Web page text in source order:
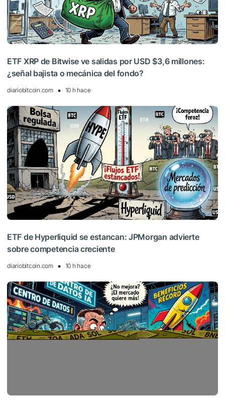
ETF XRP de Bitwise ve salidas por USD $3,6 millones:
¿señal bajista o mecánica del fondo?
diariobitcoin.com 10 h hace
ETF de Hyperliquid se estancan: JPMorgan advierte
sobre competencia creciente
diariobitcoin.com 10 h hace